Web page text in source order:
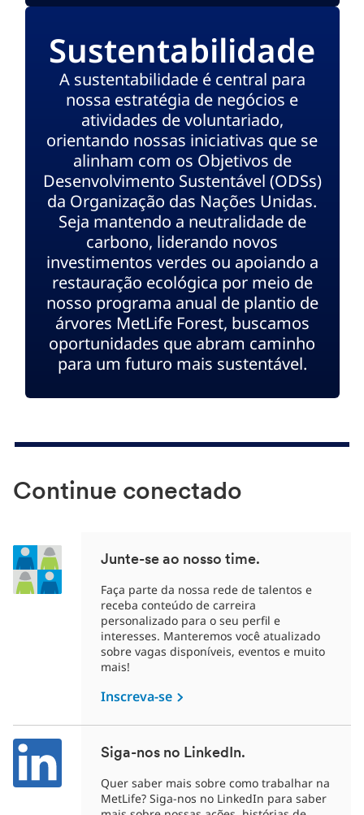
Sustentabilidade
A sustentabilidade é central para
nossa estratégia de negócios e
atividades de voluntariado,
orientando nossas iniciativas que se
alinham com os Objetivos de
Desenvolvimento Sustentável (ODSs)
da Organização das Nações Unidas.
Seja mantendo a neutralidade de
carbono, liderando novos
investimentos verdes ou apoiando a
restauração ecológica por meio de
nosso programa anual de plantio de
árvores MetLife Forest, buscamos
oportunidades que abram caminho
para um futuro mais sustentável.
Continue conectado
Junte-se ao nosso time.
Faça parte da nossa rede de talentos e
receba conteúdo de carreira
personalizado para o seu perfil e
interesses. Manteremos você atualizado
sobre vagas disponíveis, eventos e muito
mais!
Inscreva-se
Siga-nos no LinkedIn.
Quer saber mais sobre como trabalhar na
MetLife? Siga-nos no LinkedIn para saber